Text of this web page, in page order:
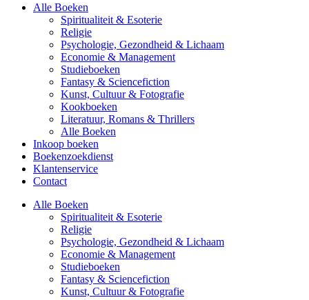
Alle Boeken
Spiritualiteit & Esoterie
Religie
Psychologie, Gezondheid & Lichaam
Economie & Management
Studieboeken
Fantasy & Sciencefiction
Kunst, Cultuur & Fotografie
Kookboeken
Literatuur, Romans & Thrillers
Alle Boeken
Inkoop boeken
Boekenzoekdienst
Klantenservice
Contact
Alle Boeken
Spiritualiteit & Esoterie
Religie
Psychologie, Gezondheid & Lichaam
Economie & Management
Studieboeken
Fantasy & Sciencefiction
Kunst, Cultuur & Fotografie